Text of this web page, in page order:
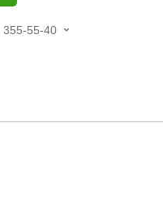
355-55-40